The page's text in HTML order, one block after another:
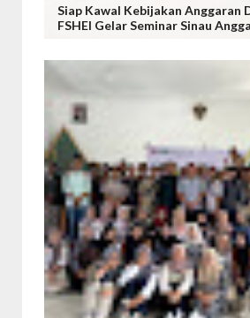
Siap Kawal Kebijakan Anggaran
FSHEI Gelar Seminar Sinau